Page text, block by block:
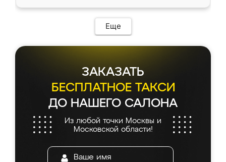
Еще
ЗАКАЗАТЬ
БЕСПЛАТНОЕ ТАКСИ
ДО НАШЕГО САЛОНА
Из любой точки Москвы и
Московской области!